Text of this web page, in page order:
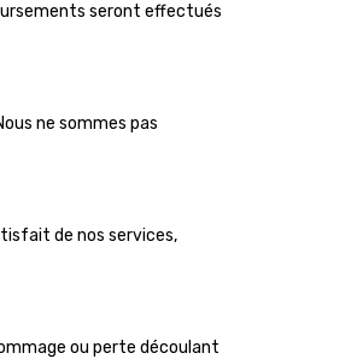
seront effectués
ne sommes pas
de nos services,
ou perte découlant